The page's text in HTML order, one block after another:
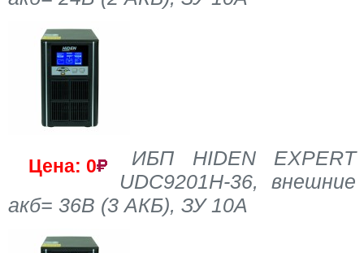
Цена: 0
ИБП HIDEN EXPERT
UDC9201H-36, внешние
акб= 36В (3 АКБ), ЗУ 10A